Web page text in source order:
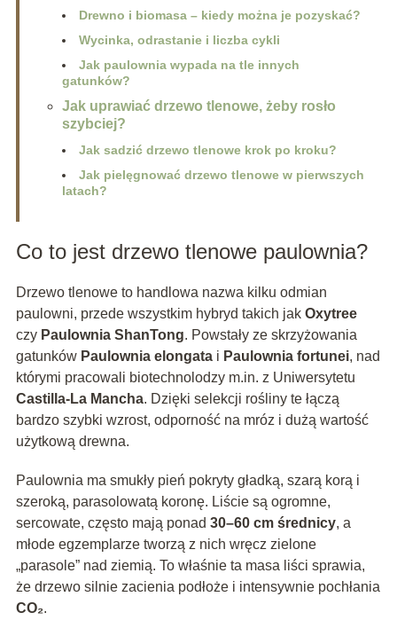
Drewno i biomasa – kiedy można je pozyskać?
Wycinka, odrastanie i liczba cykli
Jak paulownia wypada na tle innych
gatunków?
Jak uprawiać drzewo tlenowe, żeby rosło
szybciej?
Jak sadzić drzewo tlenowe krok po kroku?
Jak pielęgnować drzewo tlenowe w pierwszych
latach?
Co to jest drzewo tlenowe paulownia?
Drzewo tlenowe to handlowa nazwa kilku odmian
paulowni, przede wszystkim hybryd takich jak Oxytree
czy Paulownia ShanTong. Powstały ze skrzyżowania
gatunków Paulownia elongatai Paulownia fortunei, nad
którymi pracowali biotechnolodzy m.in. z Uniwersytetu
Castilla-La Mancha. Dzięki selekcji rośliny te łączą
bardzo szybki wzrost, odporność na mróz i dużą wartość
użytkową drewna.
Paulownia ma smukły pień pokryty gładką, szarą korą i
szeroką, parasolowatą koronę. Liście są ogromne,
sercowate, często mają ponad 30–60 cm średnicy, a
młode egzemplarze tworzą z nich wręcz zielone
„parasole” nad ziemią. To właśnie ta masa liści sprawia,
że drzewo silnie zacienia podłoże i intensywnie pochłania
CO₂.